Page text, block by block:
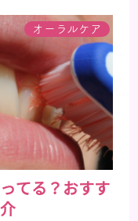
感神経が優位に
が増えて炎症が起
良になり栄養が行
皮の健康に大切
い状態は、アトピ
オーラルケア
てる？おすす